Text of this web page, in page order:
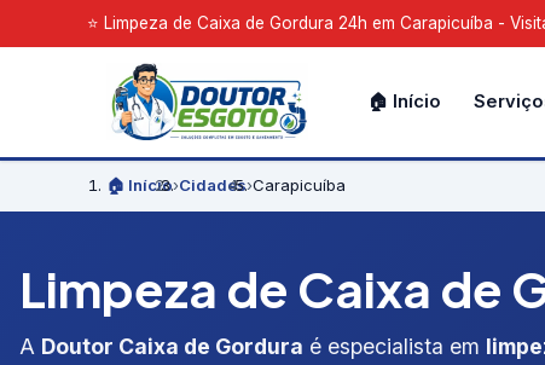
⭐ Limpeza de Caixa de Gordura 24h em Carapicuíba -
🏠 Início
🏠 Início›Cidades›Carapicuíba
Limpeza de Caixa de
A Doutor Caixa de Gordura é especialista em